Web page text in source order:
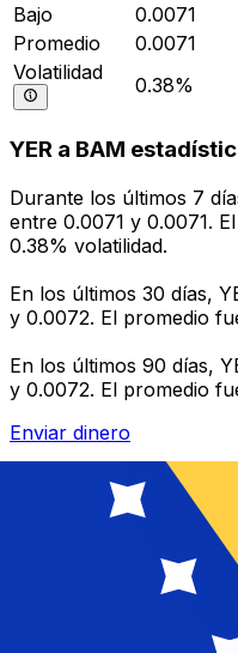
Bajo
0.0071
Promedio
0.0071
Volatilidad
0.38%
YER a BAM
Durante los últimos 7
entre 0.0071 y 0.0071.
0.38% volatilidad.
En los últimos 30 días,
y 0.0072. El promedio
En los últimos 90 días,
y 0.0072. El promedio
Enviar dinero
Gestione su dinero
La aplicación Xe tiene
transferencias de
divisas. Convierta
transfiera dinero al